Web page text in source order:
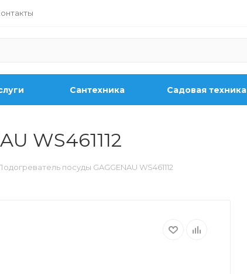
Сантехника Садовая техника
WS461112
посуды GAGGENAU WS461112